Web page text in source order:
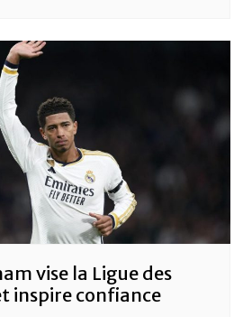
vise la Ligue des
inspire confiance